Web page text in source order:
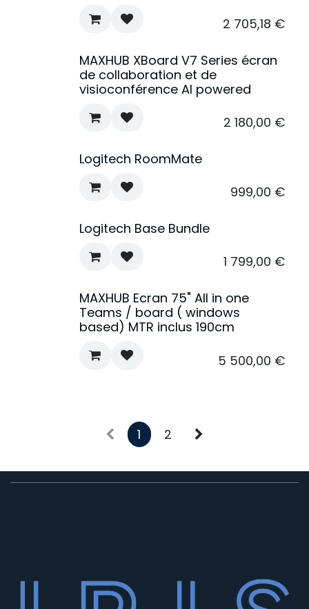
2 705,18 €
MAXHUB XBoard V7 Series écran
de collaboration et de
visioconférence AI powered
2 180,00 €
Logitech RoomMate
999,00 €
Logitech Base Bundle
1 799,00 €
MAXHUB Ecran 75" All in one
Teams / board ( windows
based) MTR inclus 190cm
5 500,00 €
1 2